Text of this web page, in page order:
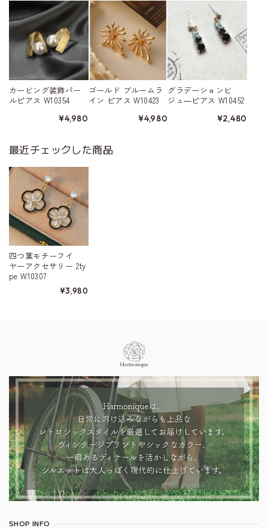
カービング装飾パー
ルピアス W10354
¥4,980
ゴールド ブルームラ
イン ピアス W10423
¥4,980
グラデーションビ
ジュ―ピアス W10452
¥2,480
最近チェックした商品
四つ葉モチーフイ
ヤーアクセサリー 2ty
pe W10307
¥3,980
SHOP INFO